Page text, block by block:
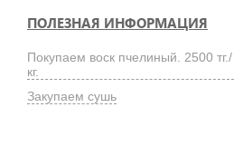
ПОЛЕЗНАЯ ИНФОРМАЦИЯ
Покупаем воск пчелиный. 2500 тг./
кг.
Закупаем сушь